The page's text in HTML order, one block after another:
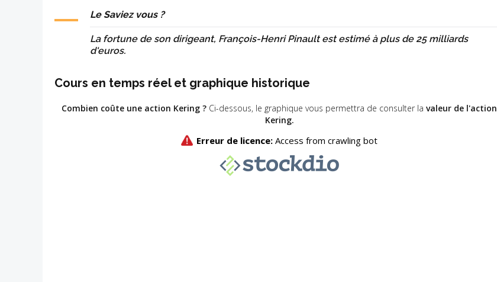
Le Saviez vous ?
La fortune de son dirigeant, François-Henri Pinault est estimé à plus de 25 milliards
d'euros.
Cours en temps réel et graphique historique
Combien coûte une action Kering ? Ci-dessous, le graphique vous permettra de consulter la valeur de l'action
Kering.